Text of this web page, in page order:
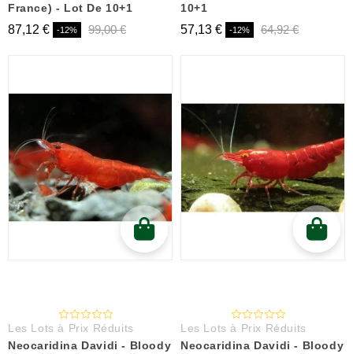
France) - Lot De 10+1
87,12 € -12% 99,00 €
10+1
57,13 € -12% 64,92 €
Les Lots à Prix Réduits
Neocaridina Davidi - Bloody
Les Lots à Prix Réduits
Neocaridina Davidi - Bloody